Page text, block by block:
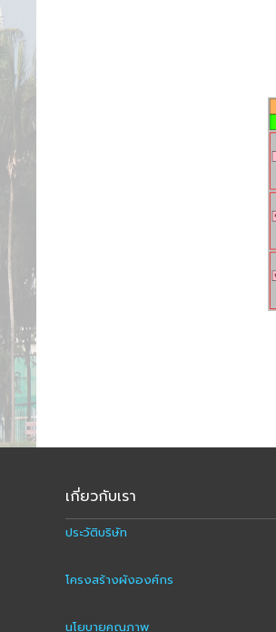
เกี่ยวกับเรา
ประวัติบริษัท
โครงสร้างผังองศ์กร
นโยบายคุณภาพ